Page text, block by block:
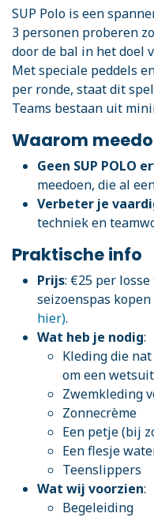
SUP Polo is een
3 personen proberen
door de bal in het doel
Met speciale peddels
per ronde, staat dit
Teams bestaan uit
Waarom
Geen SUP POLO
meedoen, die al
Verbeter je
techniek en
Praktische info
Prijs: €25 per
seizoenspas
hier).
Wat heb je nodig:
Kleding die
om een
Zwemkleding
Zonnecrème
Een petje (bij
Een flesje
Teenslippers
Wat wij voorzien:
Begeleiding